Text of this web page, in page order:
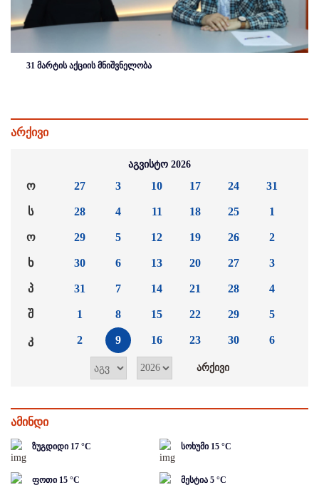
31 მარტის აქციის მნიშვნელობა
არქივი
აგვისტო 2026
ო
ს
ო
ხ
პ
შ
კ
27
28
29
30
31
1
2
3
4
5
6
7
8
9
10
11
12
13
14
15
16
17
18
19
20
21
22
23
24
25
26
27
28
29
30
31
1
2
3
4
5
6
ამინდი
ზუგდიდი 17 °C სოხუმი 15 °C
ფოთი 15 °C მესტია 5 °C